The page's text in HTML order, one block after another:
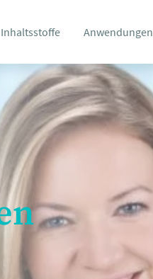
Inhaltsstoffe Anwendungen